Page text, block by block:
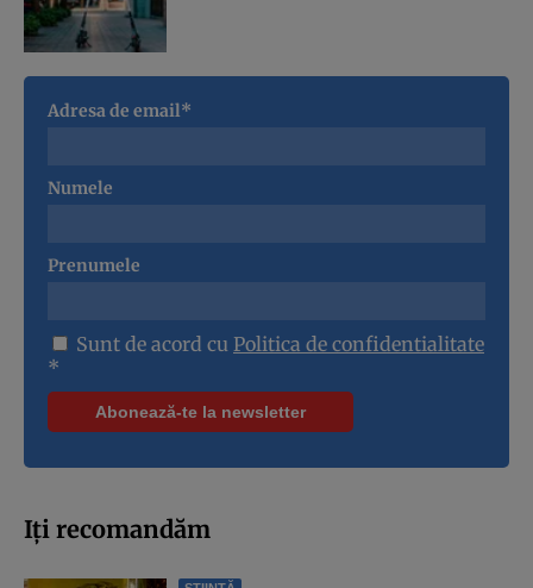
Adresa de email*
Numele
Prenumele
Sunt de acord cu Politica de confidentialitate
*
Iți recomandăm